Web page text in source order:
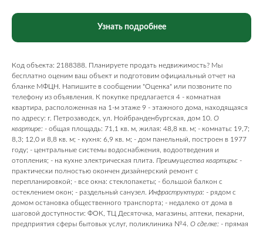
Узнать подробнее
Код объекта: 2188388. Планируете продать недвижимость? Мы
бесплатно оценим ваш объект и подготовим официальный отчет на
бланке МФЦН. Напишите в сообщении "Оценка" или позвоните по
телефону из объявления. К покупке предлагается 4 - комнатная
квартира, расположенная на 1-м этаже 9 - этажного дома, находящаяся
по адресу: г. Петрозаводск, ул. Нойбранденбургская, дом 10. О
квартире: - общая площадь: 71,1 кв. м, жилая: 48,8 кв. м; - комнаты: 19,7;
8,3; 12,0 и 8,8 кв. м; - кухня: 6,9 кв. м; - дом панельный, построен в 1977
году; - центральные системы водоснабжения, водоотведения и
отопления; - на кухне электрическая плита. Преимущества квартиры: -
практически полностью окончен дизайнерский ремонт с
перепланировкой; - все окна: стеклопакеты; - большой балкон с
остеклением окон; - раздельный санузел. Инфраструктура: - рядом с
домом остановка общественного транспорта; - недалеко от дома в
шаговой доступности: ФОК, ТЦ Десяточка, магазины, аптеки, пекарни,
предприятия сферы бытовых услуг, поликлиника №4. О сделке: - прямая